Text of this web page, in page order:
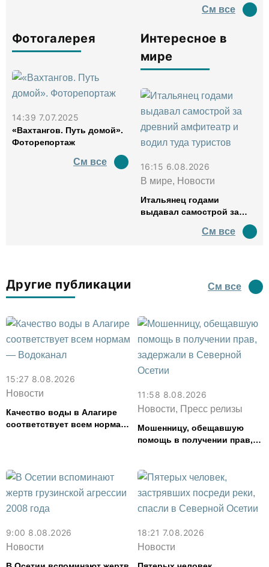
См все
Фотогалерея
14:39 7.07.2025
«Вахтангов. Путь домой».
Фоторепортаж
См все
Интересное в
мире
16:15 6.08.2026
В мире, Новости
Итальянец годами
выдавал самострой за
водил туда туристов
См все
Другие публикации См все
15:27 8.08.2026
Новости
Качество воды в Алагире
соответствует всем нормам
11:58 8.08.2026
Новости, Пресс релизы
Мошенницу, обещавшую
помощь в получении прав,
9:00 8.08.2026
Новости
18:21 7.08.2026
Новости